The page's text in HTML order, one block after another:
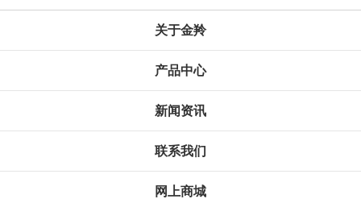
关于金羚
产品中心
新闻资讯
联系我们
网上商城